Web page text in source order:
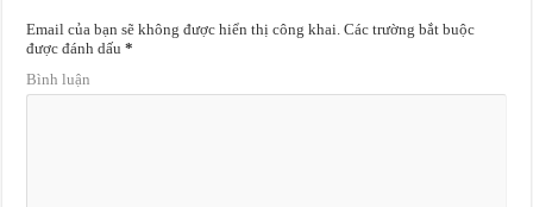
Email của bạn sẽ không được hiển thị công khai. Các trường bắt buộc
được đánh dấu*
Bình luận